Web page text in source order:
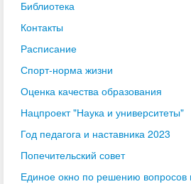
Библиотека
Контакты
Расписание
Спорт-норма жизни
Оценка качества образования
Нацпроект "Наука и университеты"
Год педагога и наставника 2023
Попечительский совет
Единое окно по решению вопросов